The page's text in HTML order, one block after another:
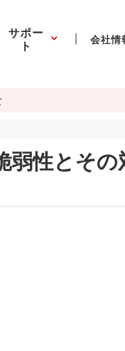
サポー
ト 会社情
弱性とそ